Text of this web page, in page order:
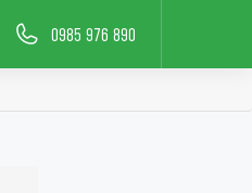
0985 976 890